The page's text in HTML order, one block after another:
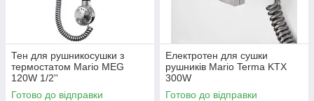
Тен для рушникосушки з
термостатом Mario MEG
120W 1/2''
Готово до відправки
Електротен для сушки
рушників Mario Terma KTX
300W
5.0.4002.0.P+5.0.4200.0.P
Готово до відправки